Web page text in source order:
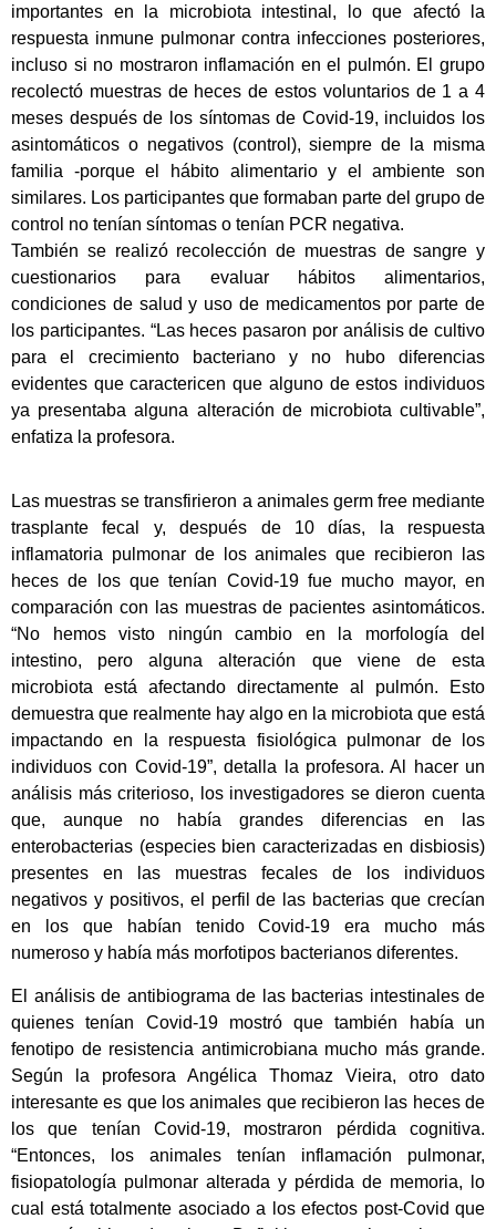
importantes en la microbiota intestinal, lo que afectó la
respuesta inmune pulmonar contra infecciones posteriores,
incluso si no mostraron inflamación en el pulmón. El grupo
recolectó muestras de heces de estos voluntarios de 1 a 4
meses después de los síntomas de Covid-19, incluidos los
asintomáticos o negativos (control), siempre de la misma
familia -porque el hábito alimentario y el ambiente son
similares. Los participantes que formaban parte del grupo de
control no tenían síntomas o tenían PCR negativa.
También se realizó recolección de muestras de sangre y
cuestionarios para evaluar hábitos alimentarios,
condiciones de salud y uso de medicamentos por parte de
los participantes. “Las heces pasaron por análisis de cultivo
para el crecimiento bacteriano y no hubo diferencias
evidentes que caractericen que alguno de estos individuos
ya presentaba alguna alteración de microbiota cultivable”,
enfatiza la profesora.
Las muestras se transfirieron a animales germ free mediante
trasplante fecal y, después de 10 días, la respuesta
inflamatoria pulmonar de los animales que recibieron las
heces de los que tenían Covid-19 fue mucho mayor, en
comparación con las muestras de pacientes asintomáticos.
“No hemos visto ningún cambio en la morfología del
intestino, pero alguna alteración que viene de esta
microbiota está afectando directamente al pulmón. Esto
demuestra que realmente hay algo en la microbiota que está
impactando en la respuesta fisiológica pulmonar de los
individuos con Covid-19”, detalla la profesora. Al hacer un
análisis más criterioso, los investigadores se dieron cuenta
que, aunque no había grandes diferencias en las
enterobacterias (especies bien caracterizadas en disbiosis)
presentes en las muestras fecales de los individuos
negativos y positivos, el perfil de las bacterias que crecían
en los que habían tenido Covid-19 era mucho más
numeroso y había más morfotipos bacterianos diferentes.
El análisis de antibiograma de las bacterias intestinales de
quienes tenían Covid-19 mostró que también había un
fenotipo de resistencia antimicrobiana mucho más grande.
Según la profesora Angélica Thomaz Vieira, otro dato
interesante es que los animales que recibieron las heces de
los que tenían Covid-19, mostraron pérdida cognitiva.
“Entonces, los animales tenían inflamación pulmonar,
fisiopatología pulmonar alterada y pérdida de memoria, lo
cual está totalmente asociado a los efectos post-Covid que